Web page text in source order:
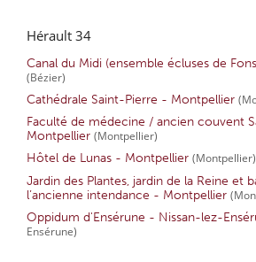
Hérault 34
Canal du Midi (ensemble écluses de
(Bézier)
Cathédrale Saint-Pierre - Montpellier
Faculté de médecine / ancien couvent
Montpellier (Montpellier)
Hôtel de Lunas - Montpellier (Montpellier)
Jardin des Plantes, jardin de la Reine et
l’ancienne intendance - Montpellier
Oppidum d'Ensérune - Nissan-lez-
Ensérune)